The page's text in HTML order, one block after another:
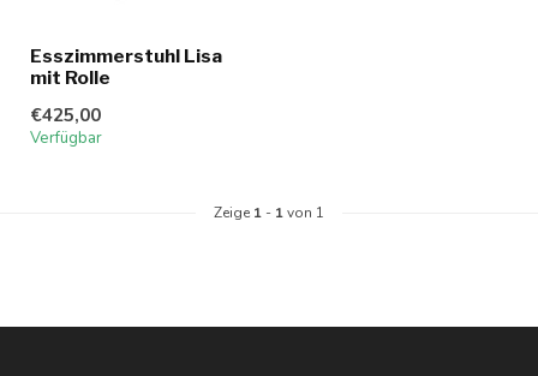
Esszimmerstuhl Lisa
mit Rolle
€425,00
Verfügbar
Zeige 1 - 1von 1